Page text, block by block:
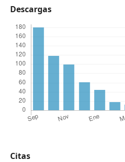
Descargas
Citas